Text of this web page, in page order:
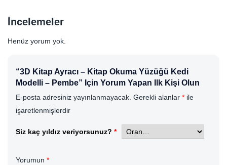
İncelemeler
Henüz yorum yok.
“3D Kitap Ayracı – Kitap Okuma Yüzüğü Kedi
Modelli – Pembe” Için Yorum Yapan Ilk Kişi Olun
E-posta adresiniz yayınlanmayacak. Gerekli alanlar * ile
işaretlenmişlerdir
Siz kaç yıldız veriyorsunuz? *
Yorumun *